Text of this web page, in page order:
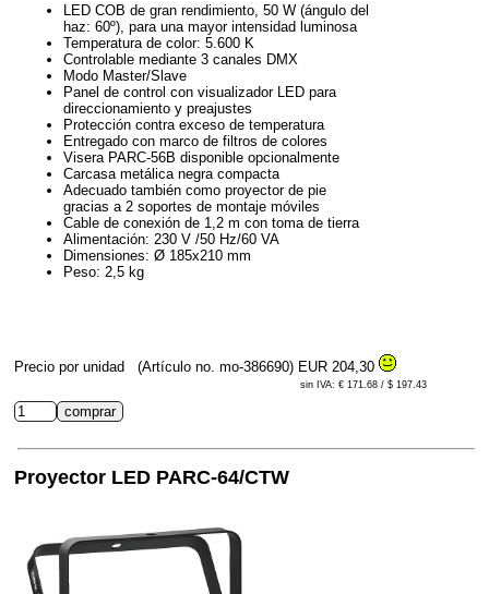
LED COB de gran rendimiento, 50 W (ángulo del
haz: 60º), para una mayor intensidad luminosa
Temperatura de color: 5.600 K
Controlable mediante 3 canales DMX
Modo Master/Slave
Panel de control con visualizador LED para
direccionamiento y preajustes
Protección contra exceso de temperatura
Entregado con marco de filtros de colores
Visera PARC-56B disponible opcionalmente
Carcasa metálica negra compacta
Adecuado también como proyector de pie
gracias a 2 soportes de montaje móviles
Cable de conexión de 1,2 m con toma de tierra
Alimentación: 230 V /50 Hz/60 VA
Dimensiones: Ø 185x210 mm
Peso: 2,5 kg
Precio por unidad (Artículo no. mo-386690) EUR 204,30
sin IVA: € 171.68 / $ 197.43
Proyector LED PARC-64/CTW